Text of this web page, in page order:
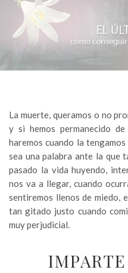
La muerte, queramos o no
y si hemos permanecido
haremos cuando la
sea una palabra ante la que
pasado la vida huyendo,
nos va a llegar, cuando
sentiremos llenos de miedo,
tan gitado justo cuando
muy perjudicial.